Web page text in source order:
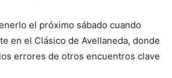
el próximo sábado cuando
en el Clásico de Avellaneda, donde
errores de otros encuentros clave